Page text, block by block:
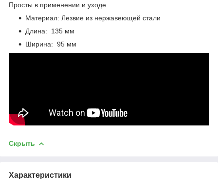
Просты в применении и уходе.
Материал: Лезвие из нержавеющей стали
Длина: 135 мм
Ширина: 95 мм
Скрыть
Характеристики